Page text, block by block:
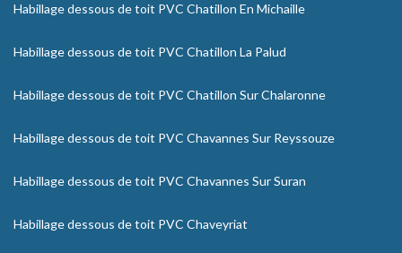
Habillage dessous de toit PVC Chatillon En Michaille
Habillage dessous de toit PVC Chatillon La Palud
Habillage dessous de toit PVC Chatillon Sur Chalaronne
Habillage dessous de toit PVC Chavannes Sur Reyssouze
Habillage dessous de toit PVC Chavannes Sur Suran
Habillage dessous de toit PVC Chaveyriat